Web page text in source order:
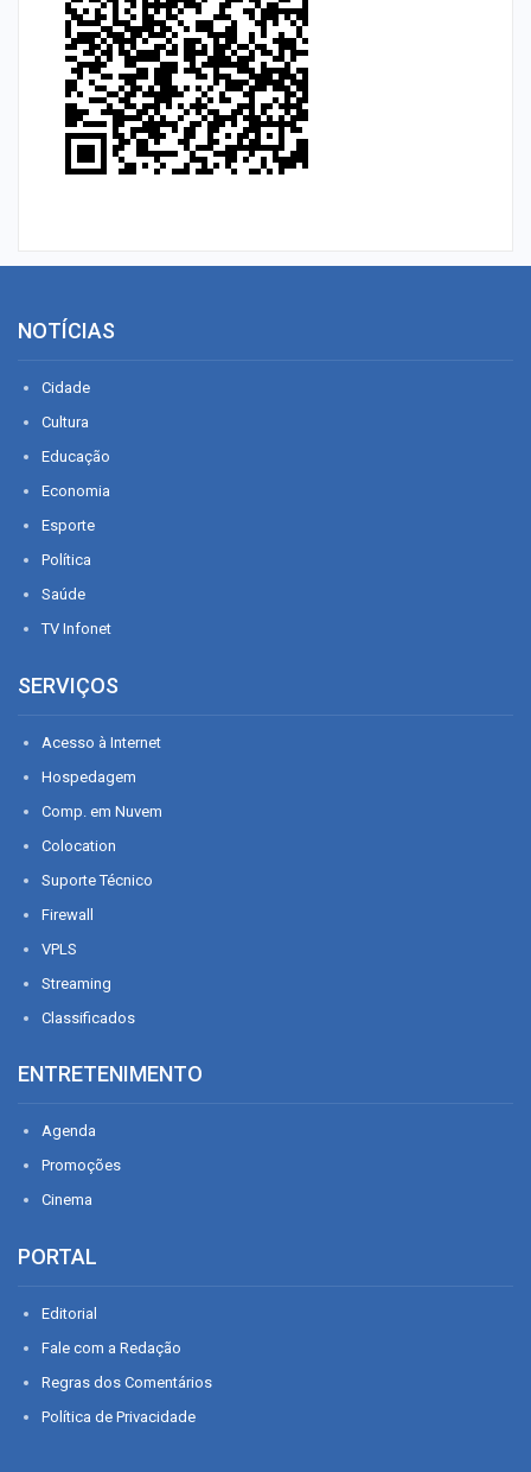
NOTÍCIAS
Cidade
Cultura
Educação
Economia
Esporte
Política
Saúde
TV Infonet
SERVIÇOS
Acesso à Internet
Hospedagem
Comp. em Nuvem
Colocation
Suporte Técnico
Firewall
VPLS
Streaming
Classificados
ENTRETENIMENTO
Agenda
Promoções
Cinema
PORTAL
Editorial
Fale com a Redação
Regras dos Comentários
Política de Privacidade